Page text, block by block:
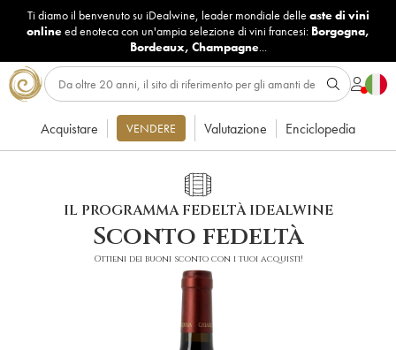
Ti diamo il benvenuto su iDealwine, leader mondiale delle aste di vini
onlineed enoteca con un'ampia selezione di vini francesi: Borgogna,
Bordeaux, Champagne...
Acquistare VENDERE Valutazione Enciclopedia
IL PROGRAMMA FEDELTÀ IDEALWINE
Sconto fedeltà
Ottieni dei buoni sconto con i tuoi acquisti!